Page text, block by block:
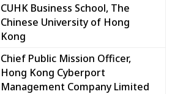
CUHK Business School, The
Chinese University of Hong
Kong
Chief Public Mission Officer,
Hong Kong Cyberport
Management Company Limited